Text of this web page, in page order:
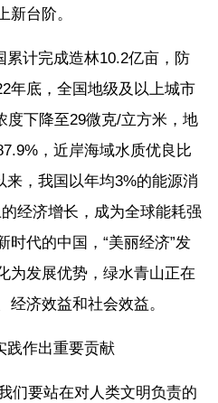
新台阶。
累计完成造林10.2亿亩，防
年底，全国地级及以上城市
度下降至29微克/立方米，地
，近岸海域水质优良比
来，我国以年均3%的能源消
经济增长，成为全球能耗强
时代的中国，“美丽经济”发
为发展优势，绿水青山正在
经济效益和社会效益。
践作出重要贡献
们要站在对人类文明负责的